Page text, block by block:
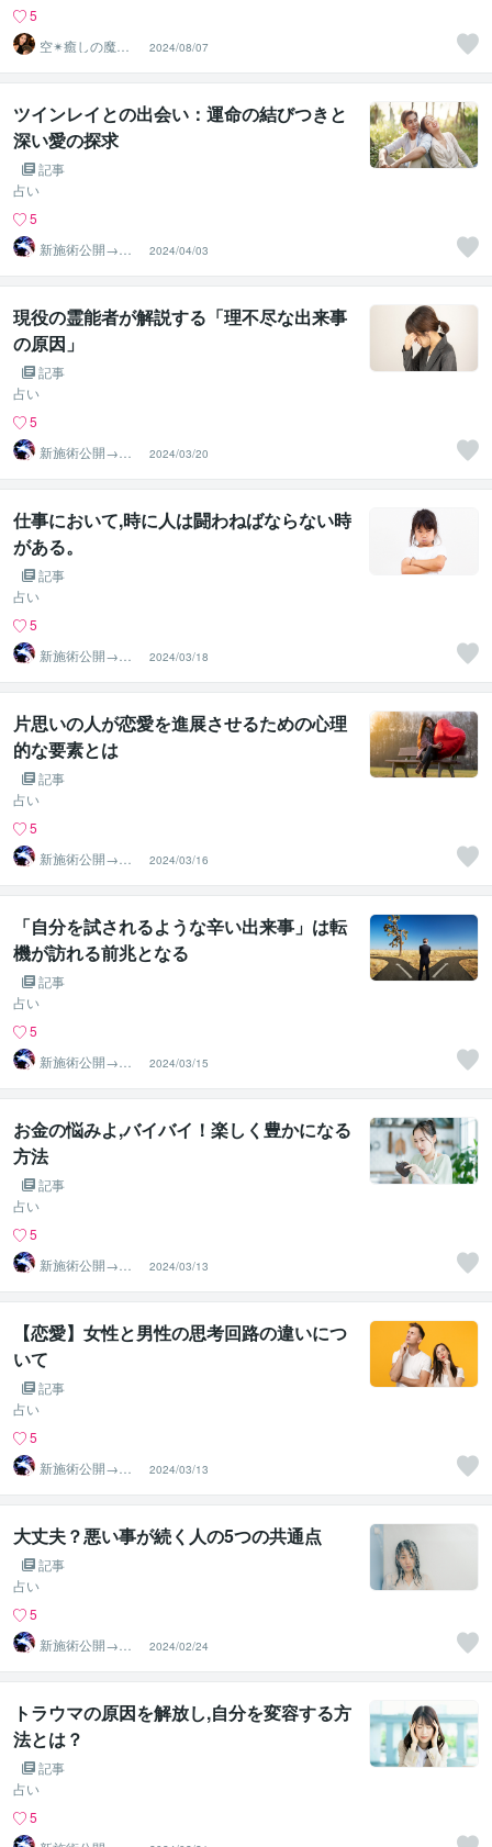
5
空✴︎癒しの魔法
使い
2024/08/07
ツインレイとの出会い：運命の結びつきと
深い愛の探求
記事
占い
5
新施術公開→≪
相手意識強制変
化≫◆星桜龍
2024/04/03
現役の霊能者が解説する「理不尽な出来事
の原因」
記事
占い
5
新施術公開→≪
相手意識強制変
化≫◆星桜龍
2024/03/20
仕事において,時に人は闘わねばならない時
がある。
記事
占い
5
新施術公開→≪
相手意識強制変
化≫◆星桜龍
2024/03/18
片思いの人が恋愛を進展させるための心理
的な要素とは
記事
占い
5
新施術公開→≪
相手意識強制変
化≫◆星桜龍
2024/03/16
「自分を試されるような辛い出来事」は転
機が訪れる前兆となる
記事
占い
5
新施術公開→≪
相手意識強制変
化≫◆星桜龍
2024/03/15
お金の悩みよ,バイバイ！楽しく豊かになる
方法
記事
占い
5
新施術公開→≪
相手意識強制変
化≫◆星桜龍
2024/03/13
【恋愛】女性と男性の思考回路の違いにつ
いて
記事
占い
5
新施術公開→≪
相手意識強制変
化≫◆星桜龍
2024/03/13
大丈夫？悪い事が続く人の5つの共通点
記事
占い
5
新施術公開→≪
相手意識強制変
化≫◆星桜龍
2024/02/24
トラウマの原因を解放し,自分を変容する方
法とは？
記事
占い
5